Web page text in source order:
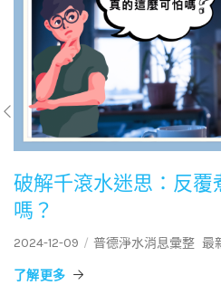
破解千滾水迷思：反
嗎？
2024-12-09 普德淨水消息彙整 最
了解更多